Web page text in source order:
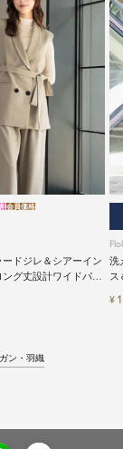
ドジレ＆シアーイン
グ丈設計ワイドパン
会員価格
洗
ス
¥
ン・羽織